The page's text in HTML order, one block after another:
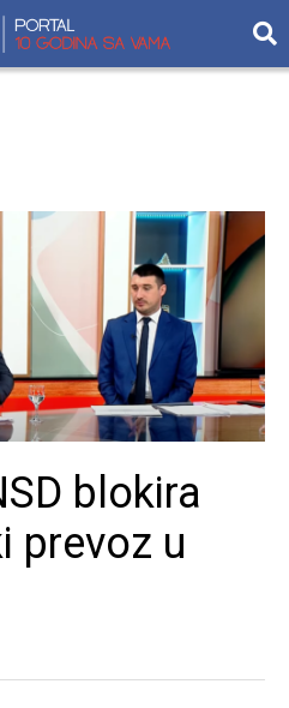
blokira
prevoz u